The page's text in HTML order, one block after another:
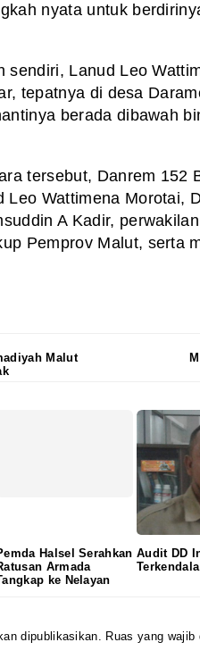
nyata untuk
sendiri, Lanud Leo
tepatnya di desa
berada dibawah
tersebut, Danrem 152
Leo Wattimena Morotai,
A Kadir,
Pemprov Malut, serta
Malut
Halsel Serahkan
Armada
ke Nelayan
Audit DD
dipublikasikan. Ruas yang